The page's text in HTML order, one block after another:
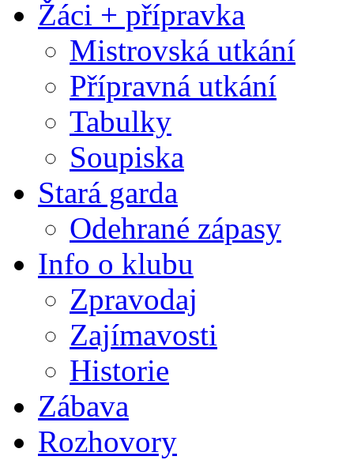
Žáci + přípravka
Mistrovská utkání
Přípravná utkání
Tabulky
Soupiska
Stará garda
Odehrané zápasy
Info o klubu
Zpravodaj
Zajímavosti
Historie
Zábava
Rozhovory